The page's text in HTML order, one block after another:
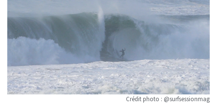
Crédit photo : @surfsessionmag